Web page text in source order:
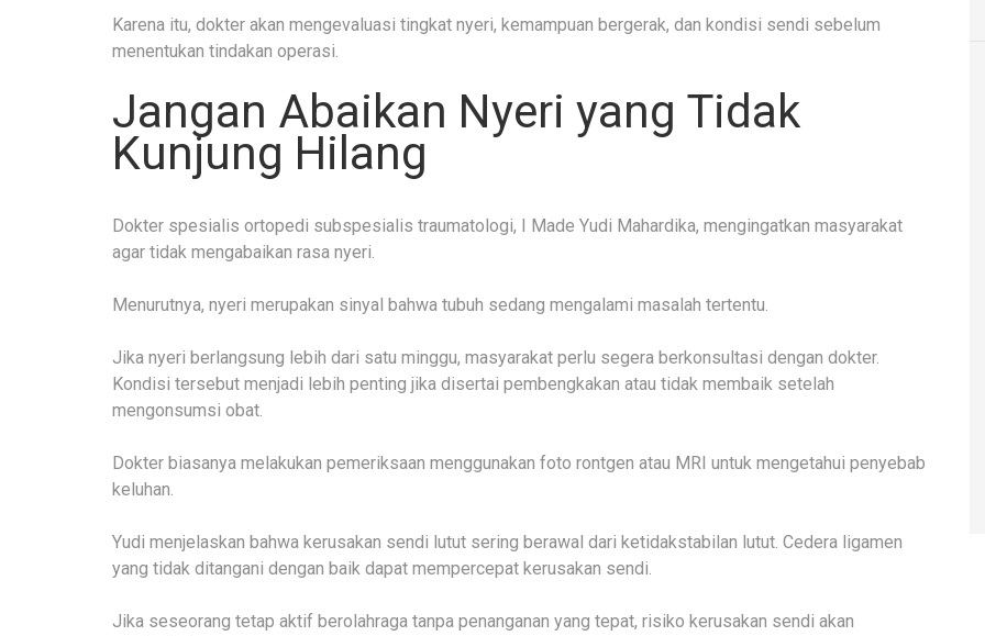
Karena itu, dokter akan mengevaluasi tingkat nyeri, kemampuan bergerak, dan kondisi sendi sebelum
menentukan tindakan operasi.
Jangan Abaikan Nyeri yang Tidak
Kunjung Hilang
Dokter spesialis ortopedi subspesialis traumatologi, I Made Yudi Mahardika, mengingatkan masyarakat
agar tidak mengabaikan rasa nyeri.
Menurutnya, nyeri merupakan sinyal bahwa tubuh sedang mengalami masalah tertentu.
Jika nyeri berlangsung lebih dari satu minggu, masyarakat perlu segera berkonsultasi dengan dokter.
Kondisi tersebut menjadi lebih penting jika disertai pembengkakan atau tidak membaik setelah
mengonsumsi obat.
Dokter biasanya melakukan pemeriksaan menggunakan foto rontgen atau MRI untuk mengetahui penyebab
keluhan.
Yudi menjelaskan bahwa kerusakan sendi lutut sering berawal dari ketidakstabilan lutut. Cedera ligamen
yang tidak ditangani dengan baik dapat mempercepat kerusakan sendi.
Jika seseorang tetap aktif berolahraga tanpa penanganan yang tepat, risiko kerusakan sendi akan